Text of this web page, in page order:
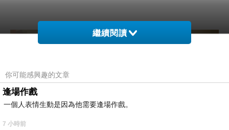
繼續閱讀
你可能感興趣的文章
逢場作戲
一個人表情生動是因為他需要逢場作戲。
7 小時前